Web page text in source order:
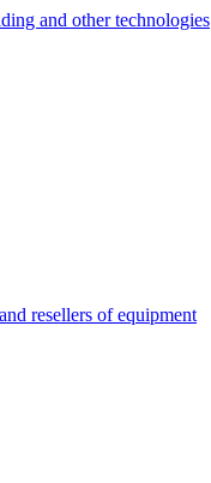
and other technologies
resellers of equipment